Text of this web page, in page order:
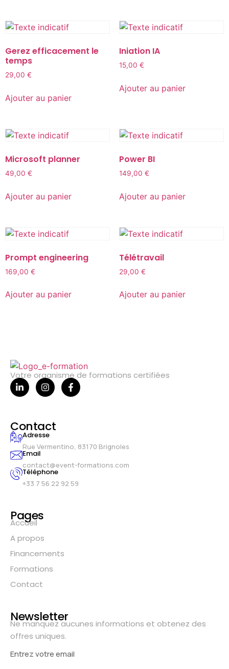
Gerez efficacement le
temps
29,00 €
Ajouter au panier
Iniation IA
15,00 €
Ajouter au panier
Microsoft planner
49,00 €
Ajouter au panier
Power BI
149,00 €
Ajouter au panier
Prompt engineering
169,00 €
Ajouter au panier
Télétravail
29,00 €
Ajouter au panier
Votre organisme de formations certifiées
Contact
Adresse
Rue Vermentino, 83170 Brignoles
Email
contact@event-formations.com
Téléphone
+33 7 56 22 92 59
Pages
Accueil
A propos
Financements
Formations
Contact
Newsletter
Ne manquez aucunes informations et obtenez des
offres uniques.